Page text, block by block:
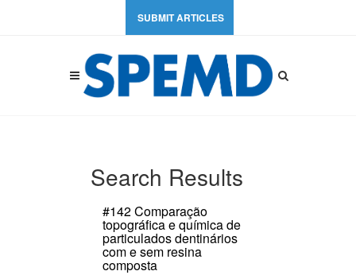
SUBMIT ARTICLES
Search Results
#142 Comparação
topográfica e química de
particulados dentinários
com e sem resina
composta